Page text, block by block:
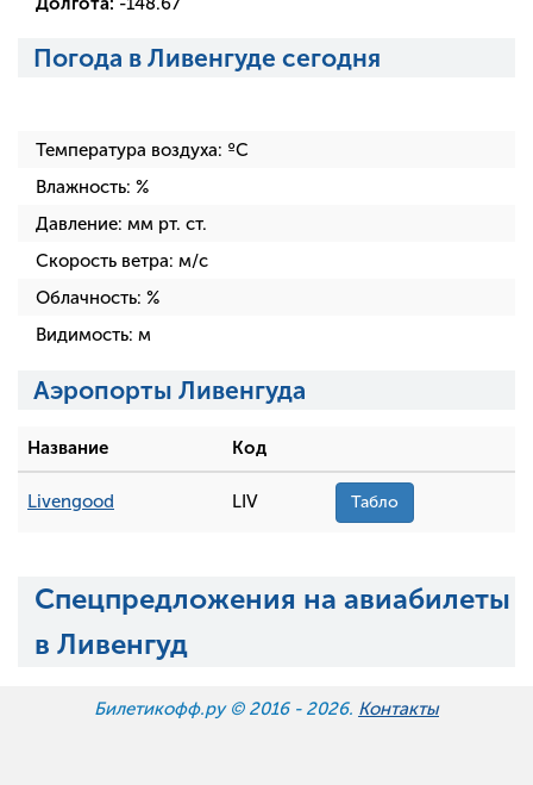
Погода в Ливенгуде сегодня
Температура воздуха: ºC
Влажность: %
Давление: мм рт. ст.
Скорость ветра: м/с
Облачность: %
Видимость: м
Аэропорты Ливенгуда
Название Код
Livengood LIV Табло
Спецпредложения на авиабилеты
в Ливенгуд
Билетикофф.ру © 2016 - 2026. Контакты